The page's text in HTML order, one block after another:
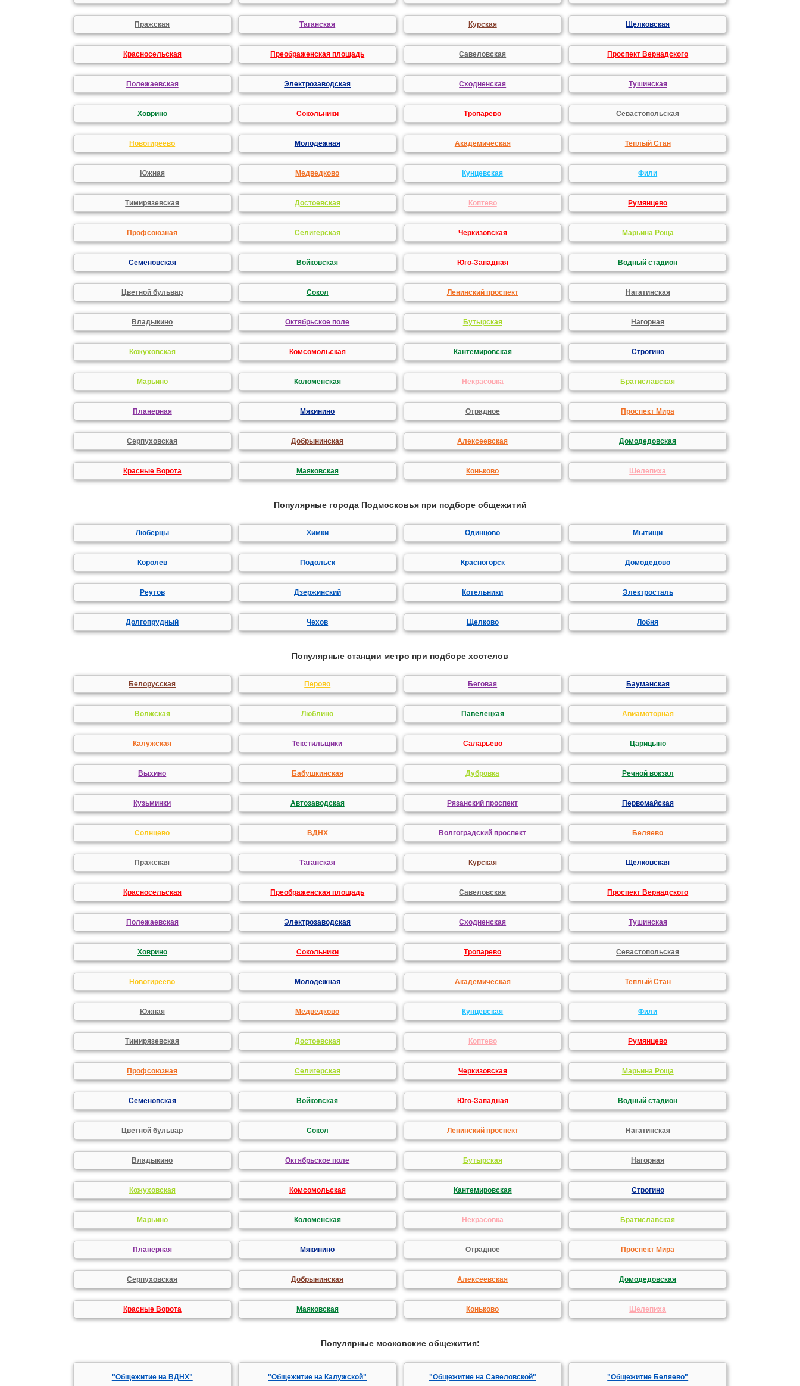
Пражская Таганская Курская Щелковская
Красносельская Преображенская площадь Савеловская Проспект Вернадского
Полежаевская Электрозаводская Сходненская Тушинская
Ховрино Сокольники Тропарево Севастопольская
Новогиреево Молодежная Академическая Теплый Стан
Южная Медведково Кунцевская Фили
Тимирязевская Достоевская Коптево Румянцево
Профсоюзная Селигерская Черкизовская Марьина Роща
Семеновская Войковская Юго-Западная Водный стадион
Цветной бульвар Сокол Ленинский проспект Нагатинская
Владыкино Октябрьское поле Бутырская Нагорная
Кожуховская Комсомольская Кантемировская Строгино
Марьино Коломенская Некрасовка Братиславская
Планерная Мякинино Отрадное Проспект Мира
Серпуховская Добрынинская Алексеевская Домодедовская
Красные Ворота Маяковская Коньково Шелепиха
Популярные города Подмосковья при подборе общежитий
Люберцы Химки Одинцово Мытищи
Королев Подольск Красногорск Домодедово
Реутов Дзержинский Котельники Электросталь
Долгопрудный Чехов Щелково Лобня
Популярные станции метро при подборе хостелов
Белорусская Перово Беговая Бауманская
Волжская Люблино Павелецкая Авиамоторная
Калужская Текстильщики Саларьево Царицыно
Выхино Бабушкинская Дубровка Речной вокзал
Кузьминки Автозаводская Рязанский проспект Первомайская
Солнцево ВДНХ Волгоградский проспект Беляево
Пражская Таганская Курская Щелковская
Красносельская Преображенская площадь Савеловская Проспект Вернадского
Полежаевская Электрозаводская Сходненская Тушинская
Ховрино Сокольники Тропарево Севастопольская
Новогиреево Молодежная Академическая Теплый Стан
Южная Медведково Кунцевская Фили
Тимирязевская Достоевская Коптево Румянцево
Профсоюзная Селигерская Черкизовская Марьина Роща
Семеновская Войковская Юго-Западная Водный стадион
Цветной бульвар Сокол Ленинский проспект Нагатинская
Владыкино Октябрьское поле Бутырская Нагорная
Кожуховская Комсомольская Кантемировская Строгино
Марьино Коломенская Некрасовка Братиславская
Планерная Мякинино Отрадное Проспект Мира
Серпуховская Добрынинская Алексеевская Домодедовская
Красные Ворота Маяковская Коньково Шелепиха
Популярные московские общежития:
"Общежитие на ВДНХ" "Общежитие на Калужской" "Общежитие на Савеловской" "Общежитие Беляево"